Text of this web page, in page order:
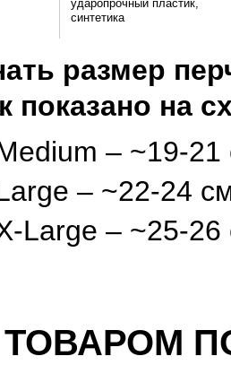
ударопрочный пластик,
синтетика
размер
показано на
– ~19-21
– ~22-24
Large – ~25-26